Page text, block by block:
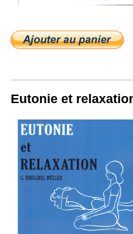
Eutonie et